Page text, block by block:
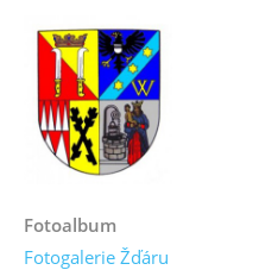
Fotoalbum
Fotogalerie Žďáru